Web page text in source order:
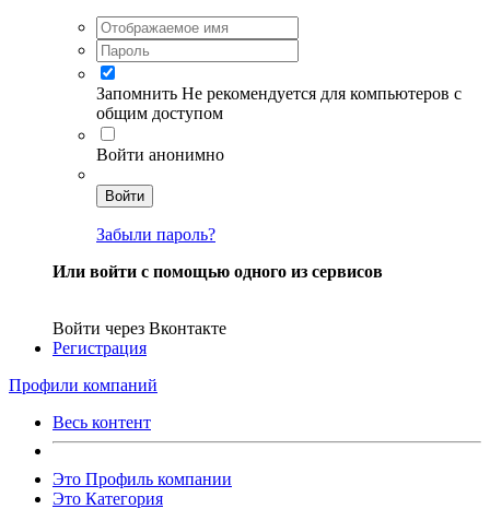
Запомнить Не рекомендуется для компьютеров с
общим доступом
Войти анонимно
Войти
Забыли пароль?
Или войти с помощью одного из сервисов
Войти через Вконтакте
Регистрация
Профили компаний
Весь контент
Это Профиль компании
Это Категория